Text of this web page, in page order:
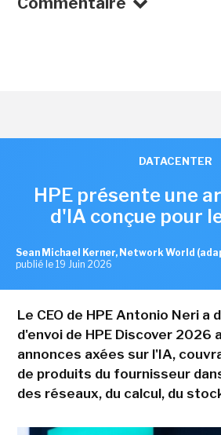
DATACENTER
HPE présente une
d'IA conçue pour
Sean Michael Kerner, Network World
publié le 19 Juin 2026
Le CEO de HPE Antonio Neri a
d'envoi de HPE Discover 2026
annonces axées sur l'IA,
de produits du fournisseur
des réseaux, du calcul, du